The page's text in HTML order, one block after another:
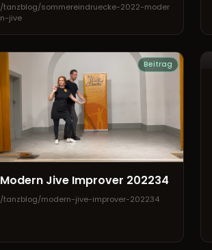
/tanzblog/sommereindruecke-2022-moder
n-jive
Beitrag
Modern Jive Improver 202234
/tanzblog/modern-jive-improver-202234